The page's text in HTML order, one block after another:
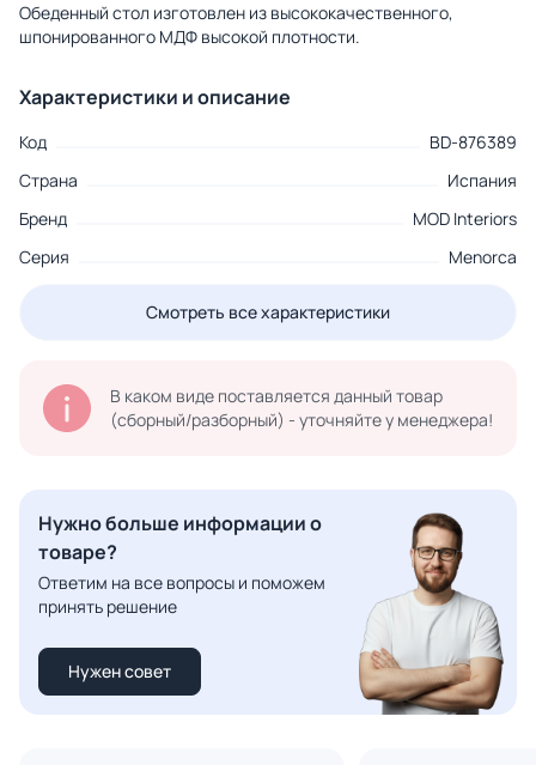
Обеденный стол изготовлен из высококачественного,
шпонированного МДФ высокой плотности.
Характеристики и описание
Код
BD-876389
Страна
Испания
Бренд
MOD Interiors
Серия
Menorca
Смотреть все характеристики
В каком виде поставляется данный товар
(сборный/разборный) - уточняйте у менеджера!
Нужно больше информации о
товаре?
Ответим на все вопросы и поможем
принять решение
Нужен совет